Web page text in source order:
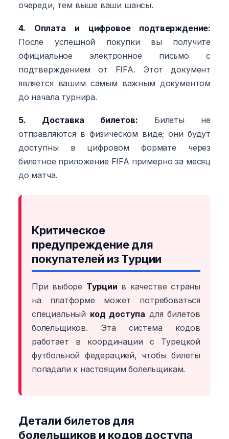
очереди, тем выше ваши шансы.
4. Оплата и цифровое подтверждение:
После успешной покупки вы получите
официальное электронное письмо с
подтверждением от FIFA. Этот документ
является вашим самым важным документом
до начала турнира.
5. Доставка билетов: Билеты не
отправляются в физическом виде; они будут
доступны в цифровом формате через
билетное приложение FIFA примерно за месяц
до матча.
Критическое
предупреждение для
покупателей из Турции
При выборе Турции в качестве страны
на платформе может потребоваться
специальный код доступа для билетов
болельщиков. Эта система кодов
работает в координации с Турецкой
футбольной федерацией, чтобы билеты
попадали к настоящим болельщикам.
Детали билетов для
болельщиков и кодов доступа